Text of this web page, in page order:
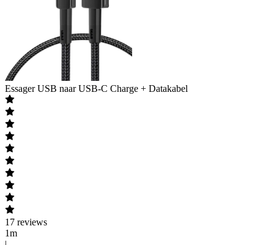
Essager USB naar USB-C Charge + Datakabel
17 reviews
1m